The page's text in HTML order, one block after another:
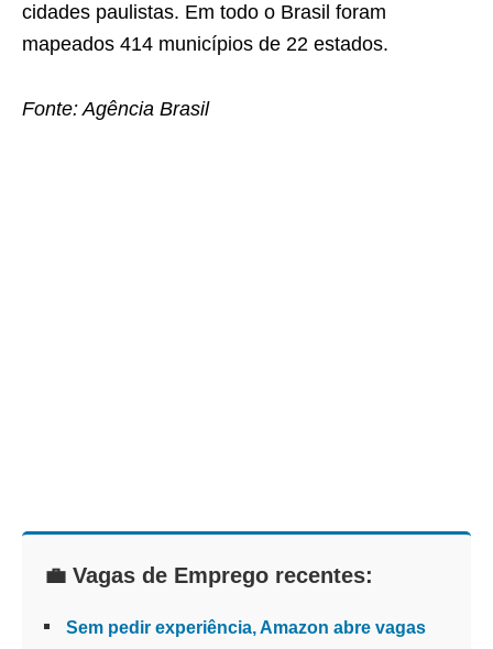
cidades paulistas. Em todo o Brasil foram
mapeados 414 municípios de 22 estados.
Fonte: Agência Brasil
💼 Vagas de Emprego recentes:
Sem pedir experiência, Amazon abre vagas